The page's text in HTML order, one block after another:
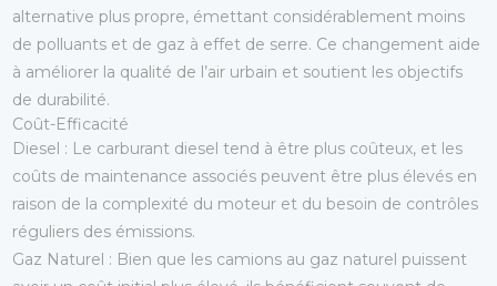
alternative plus propre, émettant considérablement moins
de polluants et de gaz à effet de serre. Ce changement aide
à améliorer la qualité de l’air urbain et soutient les objectifs
de durabilité.
Coût-Efficacité
Diesel : Le carburant diesel tend à être plus coûteux, et les
coûts de maintenance associés peuvent être plus élevés en
raison de la complexité du moteur et du besoin de contrôles
réguliers des émissions.
Gaz Naturel : Bien que les camions au gaz naturel puissent